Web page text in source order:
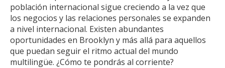
población internacional sigue creciendo a la vez que
los negocios y las relaciones personales se expanden
a nivel internacional. Existen abundantes
oportunidades en Brooklyn y más allá para aquellos
que puedan seguir el ritmo actual del mundo
multilingüe. ¿Cómo te pondrás al corriente?